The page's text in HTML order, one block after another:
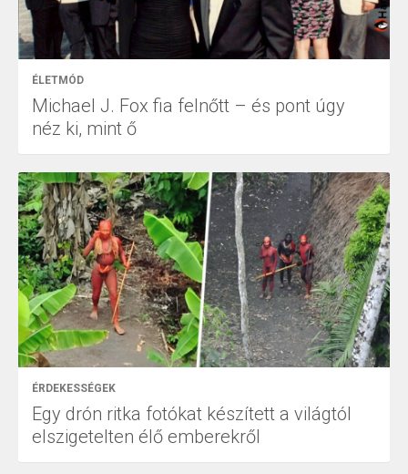
ÉLETMÓD
Michael J. Fox fia felnőtt – és pont úgy
néz ki, mint ő
ÉRDEKESSÉGEK
Egy drón ritka fotókat készített a világtól
elszigetelten élő emberekről